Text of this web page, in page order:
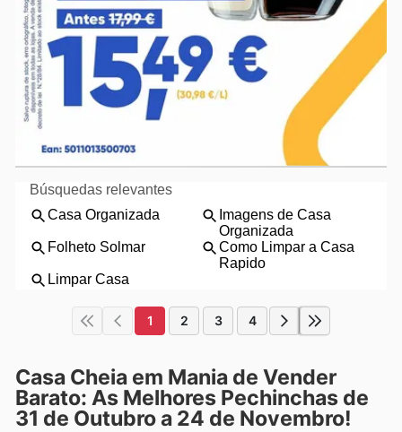
1 2 3 4
Casa Cheia em Mania de Vender
Barato: As Melhores Pechinchas de
31 de Outubro a 24 de Novembro!